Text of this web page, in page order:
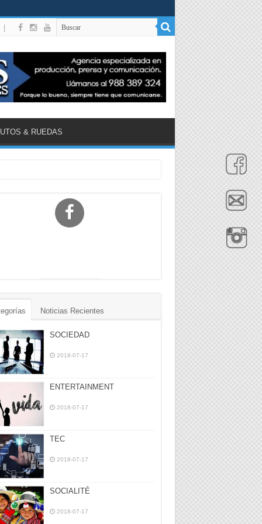
& RUEDAS
Noticias Recientes
SOCIEDAD
2018-07-17
ENTERTAINMENT
2018-07-17
TEC
2018-07-17
SOCIALITÉ
2018-07-17